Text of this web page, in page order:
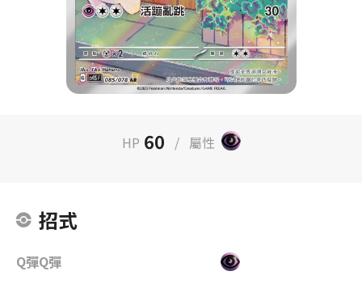
HP 60 / 屬性
招式
Q彈Q彈